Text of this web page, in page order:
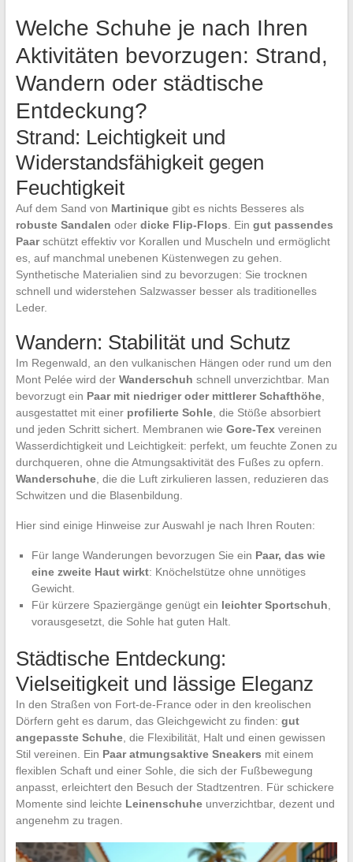
Welche Schuhe je nach Ihren
Aktivitäten bevorzugen: Strand,
Wandern oder städtische
Entdeckung?
Strand: Leichtigkeit und
Widerstandsfähigkeit gegen
Feuchtigkeit
Auf dem Sand von Martiniquegibt es nichts Besseres als
robuste Sandalen oder dicke Flip-Flops . Ein gut passendes
Paarschützt effektiv vor Korallen und Muscheln und ermöglicht
es, auf manchmal unebenen Küstenwegen zu gehen.
Synthetische Materialien sind zu bevorzugen: Sie trocknen
schnell und widerstehen Salzwasser besser als traditionelles
Leder.
Wandern: Stabilität und Schutz
Im Regenwald, an den vulkanischen Hängen oder rund um den
Mont Pelée wird der Wanderschuh schnell unverzichtbar. Man
bevorzugt ein Paar mit niedriger oder mittlerer Schafthöhe,
ausgestattet mit einer profilierte Sohle, die Stöße absorbiert
und jeden Schritt sichert. Membranen wie Gore-Texvereinen
Wasserdichtigkeit und Leichtigkeit: perfekt, um feuchte Zonen zu
durchqueren, ohne die Atmungsaktivität des Fußes zu opfern.
Wanderschuhe, die die Luft zirkulieren lassen, reduzieren das
Schwitzen und die Blasenbildung.
Hier sind einige Hinweise zur Auswahl je nach Ihren Routen:
Für lange Wanderungen bevorzugen Sie ein Paar, das wie
eine zweite Haut wirkt: Knöchelstütze ohne unnötiges
Gewicht.
Für kürzere Spaziergänge genügt ein leichter Sportschuh
vorausgesetzt, die Sohle hat guten Halt.
Städtische Entdeckung:
Vielseitigkeit und lässige Eleganz
In den Straßen von Fort-de-France oder in den kreolischen
Dörfern geht es darum, das Gleichgewicht zu finden: gut
angepasste Schuhe, die Flexibilität, Halt und einen gewissen
Stil vereinen. Ein Paar atmungsaktive Sneakers mit einem
flexiblen Schaft und einer Sohle, die sich der Fußbewegung
anpasst, erleichtert den Besuch der Stadtzentren. Für schickere
Momente sind leichte Leinenschuheunverzichtbar, dezent und
angenehm zu tragen.